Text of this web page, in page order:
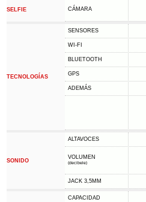
SELFIE CÁMARA
TECNOLOGÍAS
SENSORES
WI-FI
BLUETOOTH
GPS
ADEMÁS
SONIDO
ALTAVOCES
VOLUMEN
(decibele)
JACK 3,5MM
CAPACIDAD